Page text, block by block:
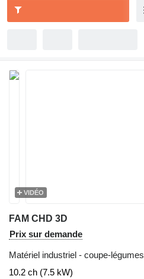
VIDÉO
FAM CHD 3D
Prix sur demande
Matériel industriel - coupe-légumes
10.2 ch (7.5 kW)